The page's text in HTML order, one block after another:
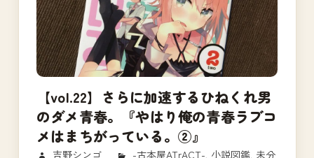
【vol.22】さらに加速するひねくれ男
のダメ青春。『やはり俺の青春ラブコ
メはまちがっている。②』
2017/11/15
吉野シンゴ -古本屋ATrACT-, 小説図鑑,未分